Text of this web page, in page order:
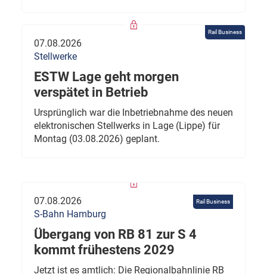
Rail Business
07.08.2026
Stellwerke
ESTW Lage geht morgen
verspätet in Betrieb
Ursprünglich war die Inbetriebnahme des neuen
elektronischen Stellwerks in Lage (Lippe) für
Montag (03.08.2026) geplant.
Rail Business
07.08.2026
S-Bahn Hamburg
Übergang von RB 81 zur S 4
kommt frühestens 2029
Jetzt ist es amtlich: Die Regionalbahnlinie RB